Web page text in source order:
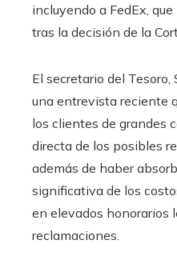
incluyendo a FedEx,
tras la decisión de la
El secretario del
una entrevista reciente
los clientes de grandes
directa de los posibles
además de haber
significativa de los
en elevados honorarios
reclamaciones.